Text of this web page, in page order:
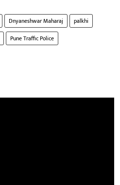
Dnyaneshwar Maharaj
palkhi
Pune Traffic Police